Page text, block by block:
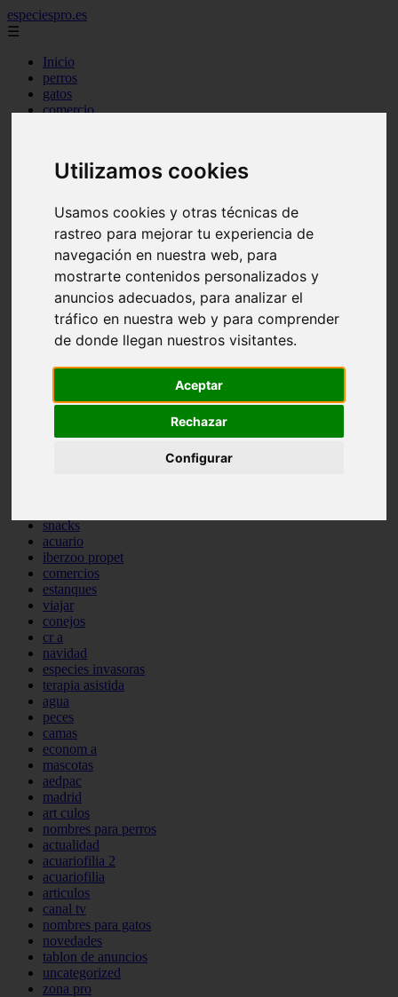
Utilizamos cookies
Usamos cookies y otras técnicas de
rastreo para mejorar tu experiencia de
navegación en nuestra web, para
mostrarte contenidos personalizados y
anuncios adecuados, para analizar el
tráfico en nuestra web y para comprender
de donde llegan nuestros visitantes.
Aceptar
Rechazar
Configurar
especiespro.es
☰
Inicio
perros
gatos
comercio
salud
ventas
mantenimiento
aves
marketing
bienestar
peque os mam feros
verano
legislaci n
peluquer a
accesorios
peluquer a canina
consejos
snacks
acuario
iberzoo propet
comercios
estanques
viajar
conejos
cr a
navidad
especies invasoras
terapia asistida
agua
peces
camas
econom a
mascotas
aedpac
madrid
art culos
nombres para perros
actualidad
acuariofilia 2
acuariofilia
articulos
canal tv
nombres para gatos
novedades
tablon de anuncios
uncategorized
zona pro